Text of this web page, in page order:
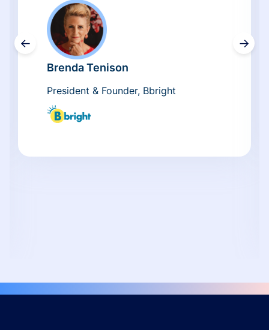
←
Brenda Tenison
President & Founder, Bbright
→